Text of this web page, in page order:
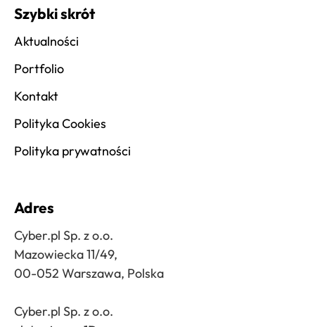
Szybki skrót
Aktualności
Portfolio
Kontakt
Polityka Cookies
Polityka prywatności
Adres
Cyber.pl Sp. z o.o.
Mazowiecka 11/49,
00-052 Warszawa, Polska
Cyber.pl Sp. z o.o.